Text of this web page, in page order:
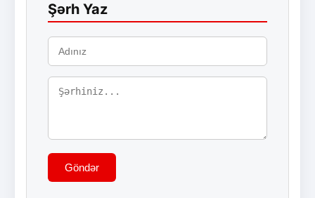
Şərh Yaz
Göndər